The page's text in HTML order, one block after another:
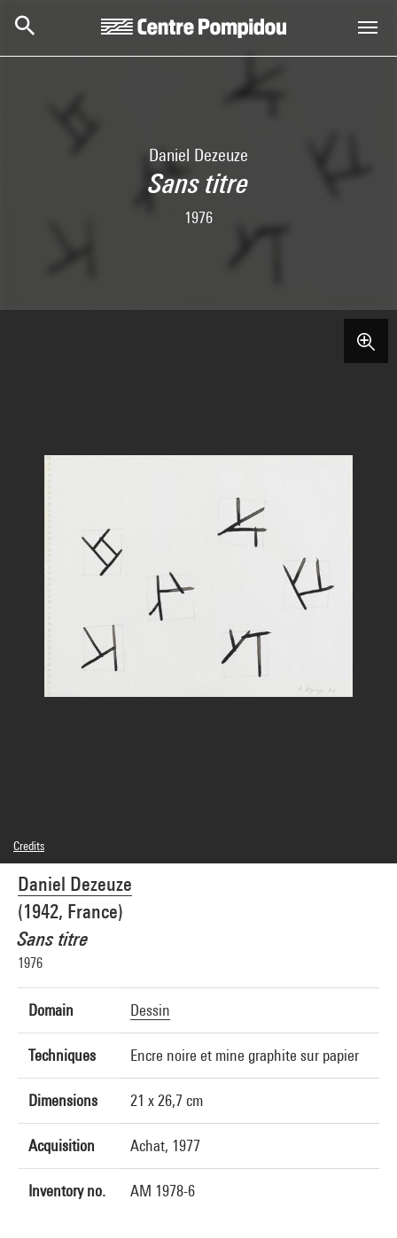
Daniel Dezeuze
Sans titre
1976
Daniel Dezeuze
(1942, France)
Sans titre
1976
Domain Dessin
Techniques Encre noire et mine graphite sur papier
Dimensions 21 x 26,7 cm
Acquisition Achat, 1977
Inventory no. AM 1978-6
Credits
© Adagp, Paris
Photo credits : Centre Pompidou, MNAM-CCI/Audrey Laurans/Dist. GrandPalaisRmn
Image reference : 4N89358
Image presentation :GrandPalaisRmnPhoto